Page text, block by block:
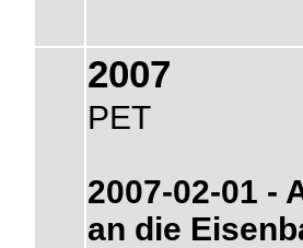
2007
PET
2007-02-01 -
an die